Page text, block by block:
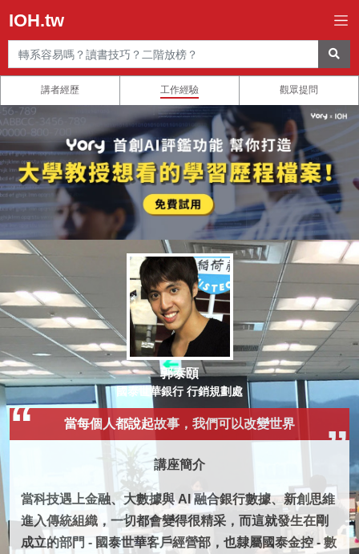
IOH.tw
講者經歷 工作經驗 觀眾提問
郭泰頤
國泰世華銀行 行銷規劃處
當每個人都說起故事，我們可以改變世界
講座簡介
當科技遇上金融、大數據與 AI 融合銀行數據、新創思維
進入傳統組織，一切都會變得很精采，而這就發生在剛
成立的部門 - 國泰世華客戶經營部，也隸屬國泰金控 - 數